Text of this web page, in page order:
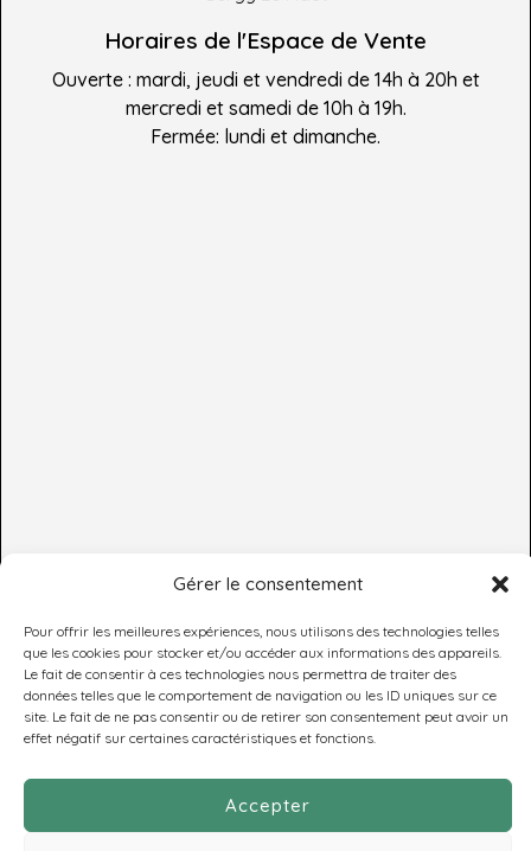
Gérer le consentement
Pour offrir les meilleures expériences, nous utilisons des technologies telles
que les cookies pour stocker et/ou accéder aux informations des appareils.
Le fait de consentir à ces technologies nous permettra de traiter des
données telles que le comportement de navigation ou les ID uniques sur ce
site. Le fait de ne pas consentir ou de retirer son consentement peut avoir un
effet négatif sur certaines caractéristiques et fonctions.
Accepter
Horaires de l'Espace de Vente
Ouverte : mardi, jeudi et vendredi de 14h à 20h et
mercredi et samedi de 10h à 19h.
Fermée: lundi et dimanche.
RETROUVEZ-NOUS
LES RÉSEAUX